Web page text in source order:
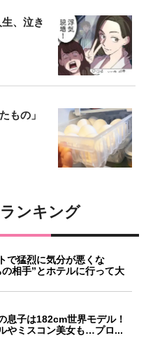
、泣き
もの」
ンキング
で猛烈に気分が悪くな
相手”とホテルに行って大
息子は182cm世界モデル！
やミスコン美女も…プロ...